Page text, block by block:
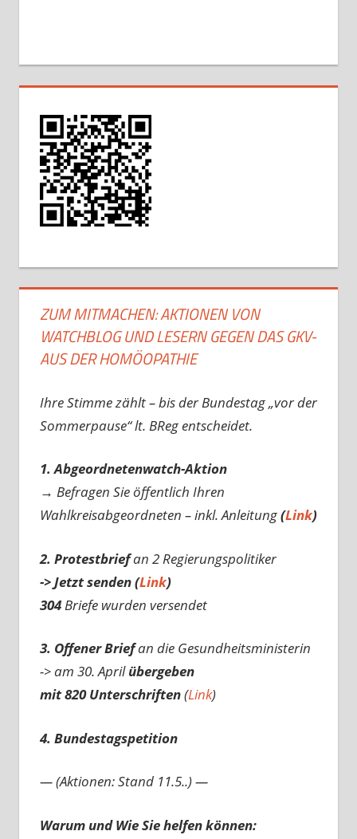
ZUM MITMACHEN: AKTIONEN VON
WATCHBLOG UND LESERN GEGEN DAS GKV-
AUS DER HOMÖOPATHIE
Ihre Stimme zählt – bis der Bundestag „vor der
Sommerpause“ lt. BReg entscheidet.
1. Abgeordnetenwatch-Aktion
→ Befragen Sie öffentlich Ihren
Wahlkreisabgeordneten – inkl. Anleitung(Link)
2. Protestbriefan 2 Regierungspolitiker
-> Jetzt senden (Link)
304Briefe wurden versendet
3. Offener Briefan die Gesundheitsministerin
-> am 30. Aprilübergeben
mit 820 Unterschriften(Link)
4. Bundestagspetition
— (Aktionen: Stand 11.5..) —
Warum und Wie Sie helfen können: